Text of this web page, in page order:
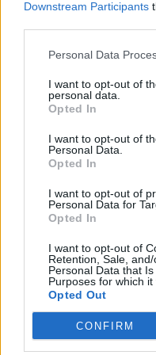
Downstream Participants
Personal Data
I want to opt-out of
personal data.
Opted In
I want to opt-out of
Personal Data.
Opted In
I want to opt-out of
Personal Data for
Opted In
I want to opt-out of
Retention, Sale,
Personal Data that
Purposes for which it
Opted Out
CONFIRM
krát cez váš obchod. Tovar
bol doručený včas a v
Renata H.
11.9.2023 06:31
Získajte viac informácií o